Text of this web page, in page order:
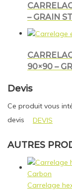
– GRAIN
90×90 –
Devis
Ce produit vous
devis
DEVIS
AUTRES
Carrelage